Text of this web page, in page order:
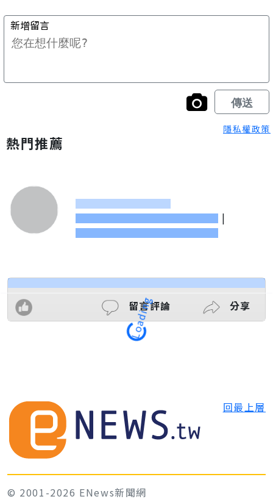
隱私權政策
熱門推薦
|
留言評論 分享
Loading
回最上層
© 2001-2026 ENews新聞網